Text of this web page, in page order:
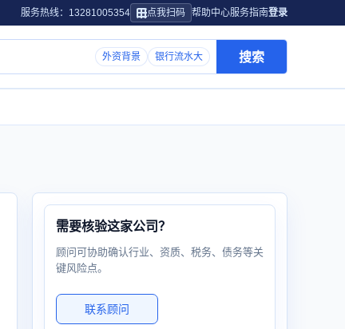
服务热线：13281005354 点我扫码 帮助中心服务指南登录
外资背景 银行流水大 搜索
需要核验这家公司？
顾问可协助确认行业、资质、税务、债务等关
键风险点。
联系顾问